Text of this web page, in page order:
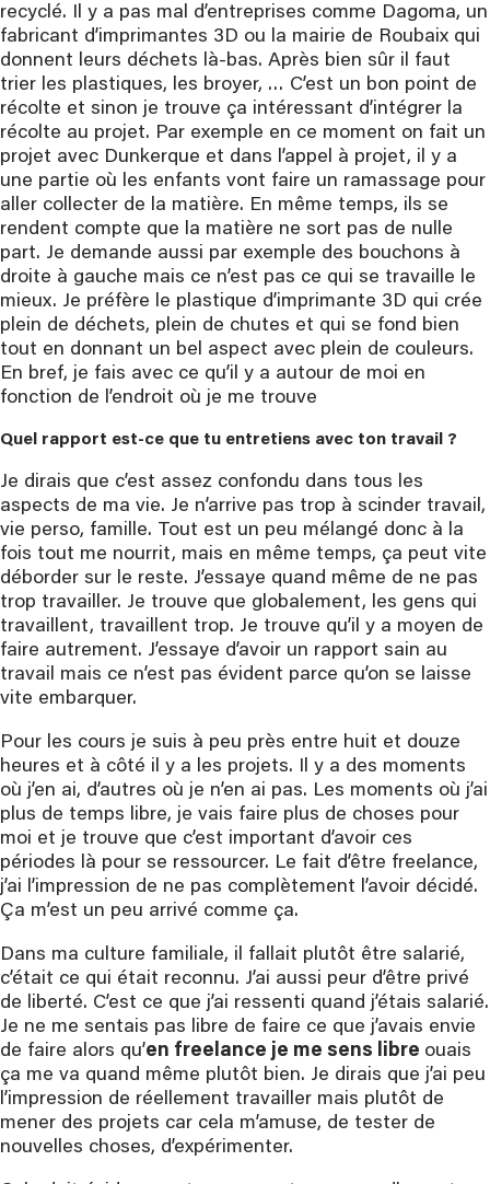
recyclé. Il y a pas mal d’entreprises comme Dagoma, un
fabricant d’imprimantes 3D ou la mairie de Roubaix qui
donnent leurs déchets là-bas. Après bien sûr il faut
trier les plastiques, les broyer, … C’est un bon point de
récolte et sinon je trouve ça intéressant d’intégrer la
récolte au projet. Par exemple en ce moment on fait un
projet avec Dunkerque et dans l’appel à projet, il y a
une partie où les enfants vont faire un ramassage pour
aller collecter de la matière. En même temps, ils se
rendent compte que la matière ne sort pas de nulle
part. Je demande aussi par exemple des bouchons à
droite à gauche mais ce n’est pas ce qui se travaille le
mieux. Je préfère le plastique d’imprimante 3D qui crée
plein de déchets, plein de chutes et qui se fond bien
tout en donnant un bel aspect avec plein de couleurs.
En bref, je fais avec ce qu’il y a autour de moi en
fonction de l’endroit où je me trouve
Quel rapport est-ce que tu entretiens avec ton travail ?
Je dirais que c’est assez confondu dans tous les
aspects de ma vie. Je n’arrive pas trop à scinder travail,
vie perso, famille. Tout est un peu mélangé donc à la
fois tout me nourrit, mais en même temps, ça peut vite
déborder sur le reste. J’essaye quand même de ne pas
trop travailler. Je trouve que globalement, les gens qui
travaillent, travaillent trop. Je trouve qu’il y a moyen de
faire autrement. J’essaye d’avoir un rapport sain au
travail mais ce n’est pas évident parce qu’on se laisse
vite embarquer.
Pour les cours je suis à peu près entre huit et douze
heures et à côté il y a les projets. Il y a des moments
où j’en ai, d’autres où je n’en ai pas. Les moments où j’ai
plus de temps libre, je vais faire plus de choses pour
moi et je trouve que c’est important d’avoir ces
périodes là pour se ressourcer. Le fait d’être freelance,
j’ai l’impression de ne pas complètement l’avoir décidé.
Ça m’est un peu arrivé comme ça.
Dans ma culture familiale, il fallait plutôt être salarié,
c’était ce qui était reconnu. J’ai aussi peur d’être privé
de liberté. C’est ce que j’ai ressenti quand j’étais salarié.
Je ne me sentais pas libre de faire ce que j’avais envie
de faire alors qu’en freelance je me sens libre ouais
ça me va quand même plutôt bien. Je dirais que j’ai peu
l’impression de réellement travailler mais plutôt de
mener des projets car cela m’amuse, de tester de
nouvelles choses, d’expérimenter.